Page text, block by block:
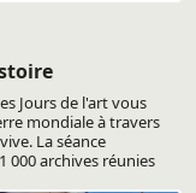
Jours de l'art vous
mondiale à travers
La séance
000 archives réunies